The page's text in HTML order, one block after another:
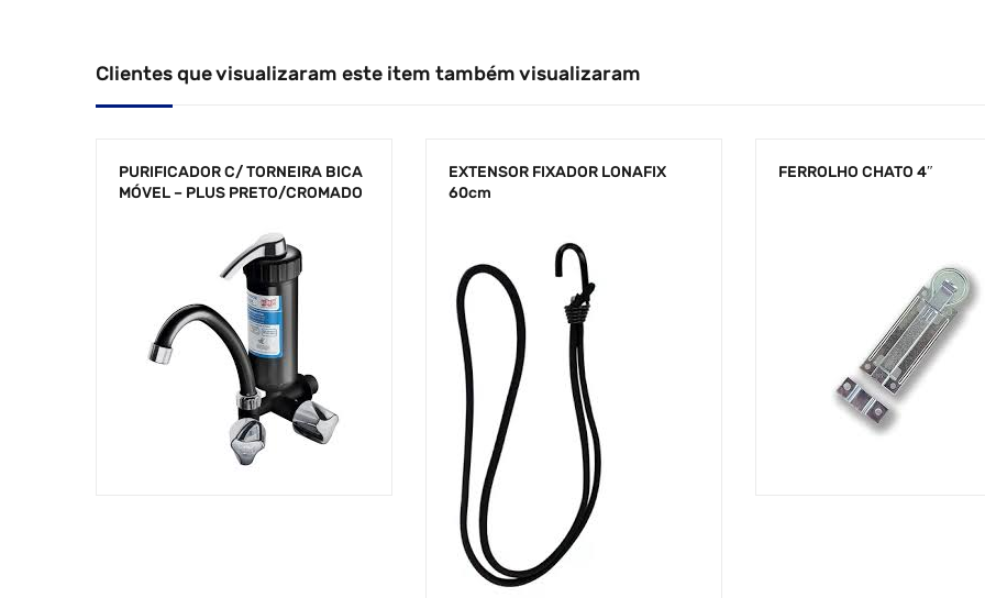
Clientes que visualizaram este item também visualizaram
PURIFICADOR C/ TORNEIRA BICA
MÓVEL – PLUS PRETO/CROMADO
EXTENSOR FIXADOR LONAFIX
60cm
FERROLHO CHATO 4″